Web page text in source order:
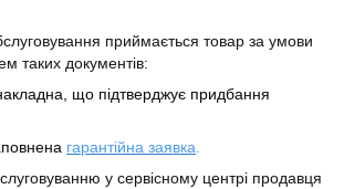
приймається товар за умови
таких документів:
що підтверджує придбання
гарантійна заявка.
у сервісному центрі продавця